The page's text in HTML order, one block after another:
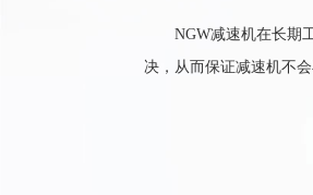
NGW减速机在长期工
决，从而保证减速机不会